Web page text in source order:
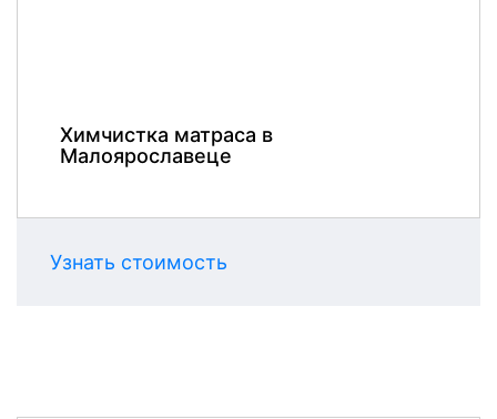
Химчистка матраса в
Малоярославеце
Узнать стоимость